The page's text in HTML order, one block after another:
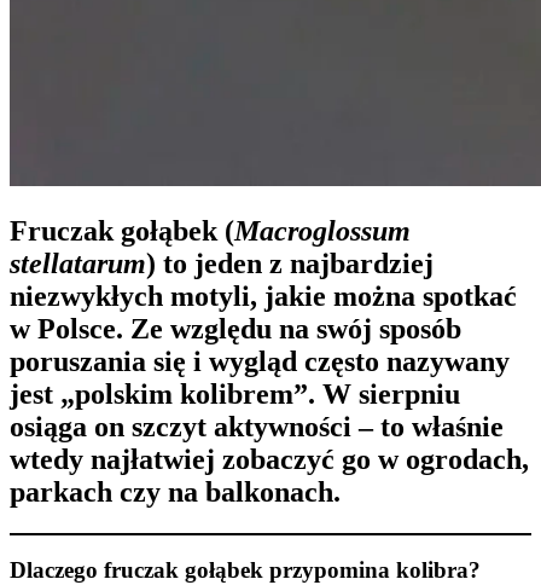
Fruczak gołąbek (Macroglossum
stellatarum) to jeden z najbardziej
niezwykłych motyli, jakie można spotkać
w Polsce. Ze względu na swój sposób
poruszania się i wygląd często nazywany
jest „polskim kolibrem”. W sierpniu
osiąga on szczyt aktywności – to właśnie
wtedy najłatwiej zobaczyć go w ogrodach,
parkach czy na balkonach.
Dlaczego fruczak gołąbek przypomina kolibra?